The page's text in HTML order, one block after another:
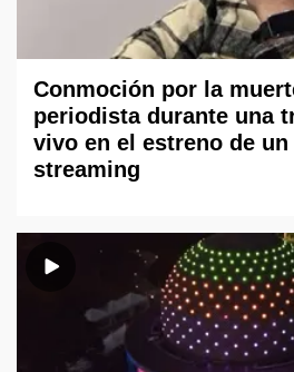
Conmoción por la
periodista durante una
vivo en el estreno de un
streaming